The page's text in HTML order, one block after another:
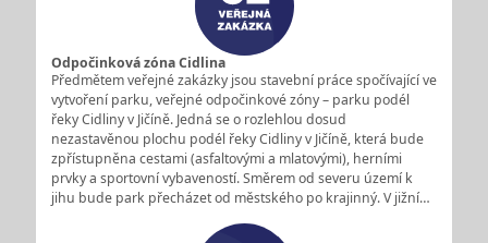
Odpočinková zóna Cidlina
Předmětem veřejné zakázky jsou stavební práce spočívající ve
vytvoření parku, veřejné odpočinkové zóny – parku podél
řeky Cidliny v Jičíně. Jedná se o rozlehlou dosud
nezastavěnou plochu podél řeky Cidliny v Jičíně, která bude
zpřístupněna cestami (asfaltovými a mlatovými), herními
prvky a sportovní vybaveností. Směrem od severu území k
jihu bude park přecházet od městského po krajinný. V jižní…